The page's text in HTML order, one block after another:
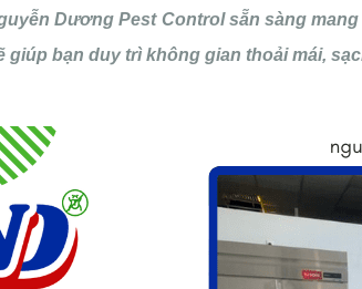
Dương Pest Control sẵn sàng
bạn duy trì không gian thoải mái,